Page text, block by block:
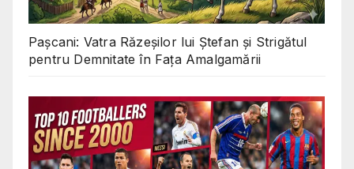
Pașcani: Vatra Răzeșilor lui Ștefan și Strigătul
pentru Demnitate în Fața Amalgamării